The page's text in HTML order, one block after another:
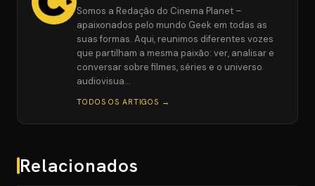
Somos a Redação do Cinema Planet –
apaixonados pelo mundo Geek em todas as
suas formas. Aqui, reunimos diferentes vozes
que partilham a mesma paixão: ver, analisar e
conversar sobre filmes, séries e o universo
audiovisua…
TODOS OS ARTIGOS →
Relacionados